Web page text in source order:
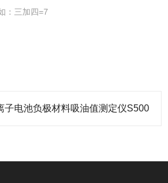
：三加四=7
子电池负极材料吸油值测定仪S500